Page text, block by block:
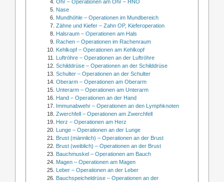
Ohr – Operationen am Ohr – HNO
Nase
Mundhöhle – Operationen im Mundbereich
Zähne und Kiefer – Zahn OP, Kieferoperation
Halsraum – Operationen am Hals
Rachen – Operationen im Rachenraum
Kehlkopf – Operationen am Kehlkopf
Luftröhre – Operationen an der Luftröhre
Schilddrüse – Operationen an der Schilddrüse
Schulter – Operationen an der Schulter
Oberarm – Operationen am Oberarm
Unterarm – Operationen am Unterarm
Hand – Operationen an der Hand
Immunabwehr – Operationen an den Lymphknoten
Zwerchfell – Operationen am Zwerchfell
Herz – Operationen am Herz
Lunge – Operationen an der Lunge
Brust (männlich) – Operationen an der Brust
Brust (weiblich) – Operationen an der Brust
Bauchmuskel – Operationen am Bauch
Magen – Operationen am Magen
Leber – Operationen an der Leber
Bauchspeicheldrüse – Operationen an der